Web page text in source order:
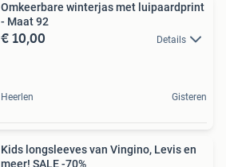
Omkeerbare winterjas met luipaardprint
- Maat 92
€ 10,00 Details
Heerlen Gisteren
Kids longsleeves van Vingino, Levis en
meer! SALE -70%